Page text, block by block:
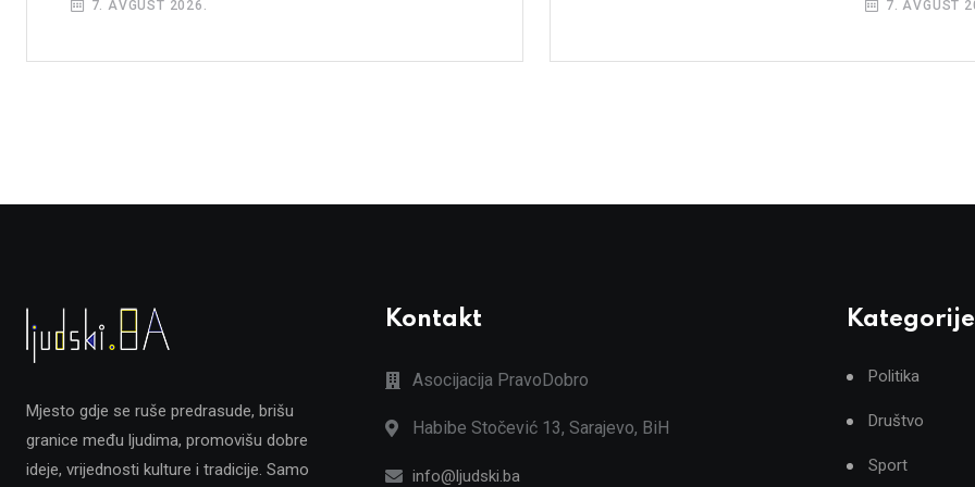
7. AVGUST 2026. 7. AVGUST
Mjesto gdje se ruše predrasude, brišu
granice među ljudima, promovišu dobre
ideje, vrijednosti kulture i tradicije. Samo
Kontakt
Asocijacija PravoDobro
Habibe Stočević 13, Sarajevo, BiH
info@ljudski.ba
Kategorije
Politika
Društvo
Sport